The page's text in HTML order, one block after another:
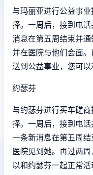
与玛丽亚进行公益事
择。一周后，接到电
消息在第五周结束并
并在医院与他们会面
送到公益事业，您可以
约瑟芬
与约瑟芬进行买车磋
择。一周后，接到电话
一条新消息在第五周
医院见到她。再过两
以和约瑟芬一起正常活